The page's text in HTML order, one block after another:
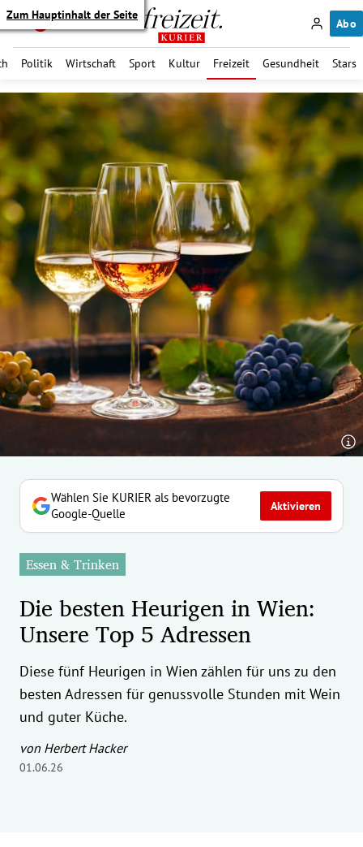
Zum Hauptinhalt der Seite
Abo
Politik Wirtschaft Sport Kultur Freizeit Gesundheit Stars
Untermenü
Untermenü
Untermenü
Untermenü
Untermenü
Untermenü
Untermenü
Untermenü
Untermenü
Wählen Sie KURIER als bevorzugte
Google-Quelle
Aktivieren
Essen & Trinken
Die besten Heurigen in Wien:
Unsere Top 5 Adressen
Diese fünf Heurigen in Wien zählen für uns zu den
besten Adressen für genussvolle Stunden mit Wein
und guter Küche.
von Herbert Hacker
01.06.26